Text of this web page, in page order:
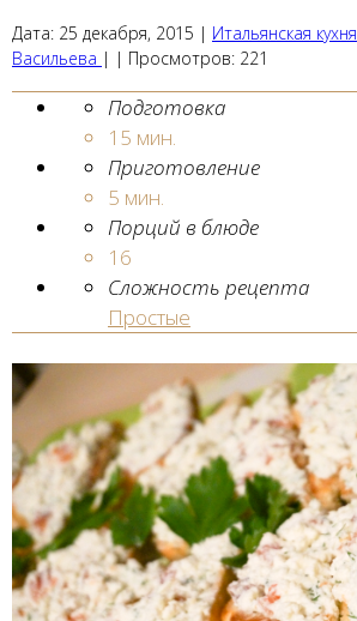
Дата: 25 декабря, 2015 | Итальянская кухня
Васильева | | Просмотров: 221
Подготовка
15 мин.
Приготовление
5 мин.
Порций в блюде
16
Сложность рецепта
Простые